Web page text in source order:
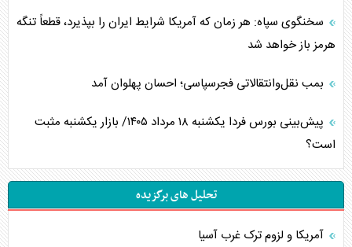
سخنگوی سپاه: هر زمان که آمریکا شرایط ایران را بپذیرد، قطعاً تنگه
هرمز باز خواهد شد
بمب نقل‌وانتقالاتی فجرسپاسی؛ احسان پهلوان آمد
پیش‌بینی بورس فردا یکشنبه ۱۸ مرداد ۱۴۰۵/ بازار یکشنبه مثبت
است؟
تحلیل های برگزیده
آمریکا و لزوم ترک غرب آسیا